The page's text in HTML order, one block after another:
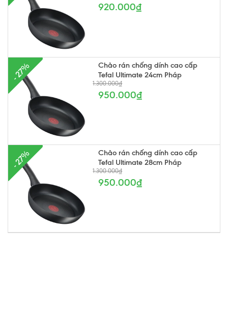
920.000₫
- 27%
Chảo rán chống dính cao cấp
Tefal Ultimate 24cm Pháp
1.300.000₫
950.000₫
- 27%
Chảo rán chống dính cao cấp
Tefal Ultimate 28cm Pháp
1.300.000₫
950.000₫